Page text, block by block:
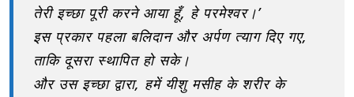
तेरी इच्छा पूरी करने आया हूँ, हे परमेश्वर।’
इस प्रकार पहला बलिदान और अर्पण त्याग दिए गए,
ताकि दूसरा स्थापित हो सके।
और उस इच्छा द्वारा, हमें यीशु मसीह के शरीर के